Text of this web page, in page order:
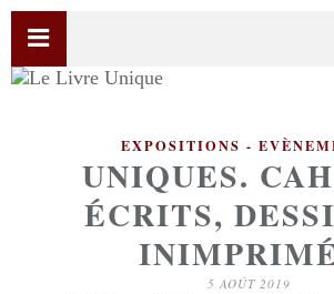
EXPOSITIONS -
UNIQUES.
ÉCRITS,
5 AOÛT 2019